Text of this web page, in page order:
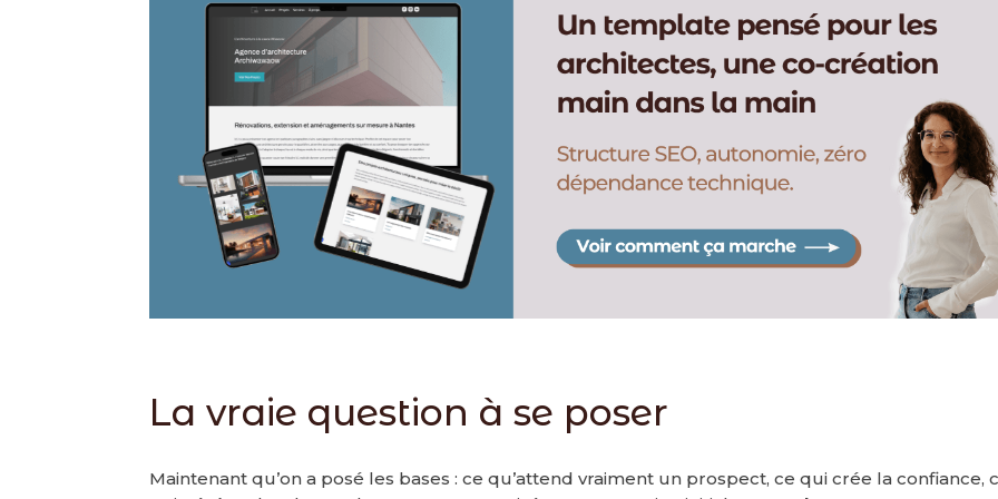
La vraie question à se poser
Maintenant qu’on a posé les bases : ce qu’attend vraiment un prospect, ce qui crée la confiance,